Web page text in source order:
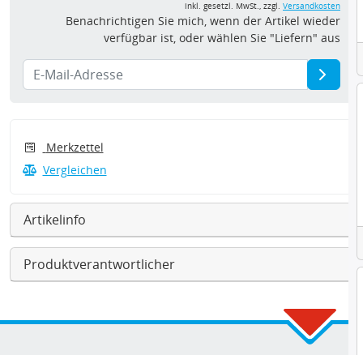
inkl. gesetzl. MwSt., zzgl. Versandkosten
Benachrichtigen Sie mich, wenn der Artikel wieder
verfügbar ist, oder wählen Sie "Liefern" aus
Merkzettel
Vergleichen
Artikelinfo
Produktverantwortlicher